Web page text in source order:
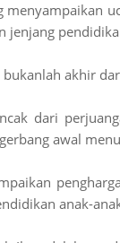
menyampaikan
jenjang
akhir
dari
awal
anak-